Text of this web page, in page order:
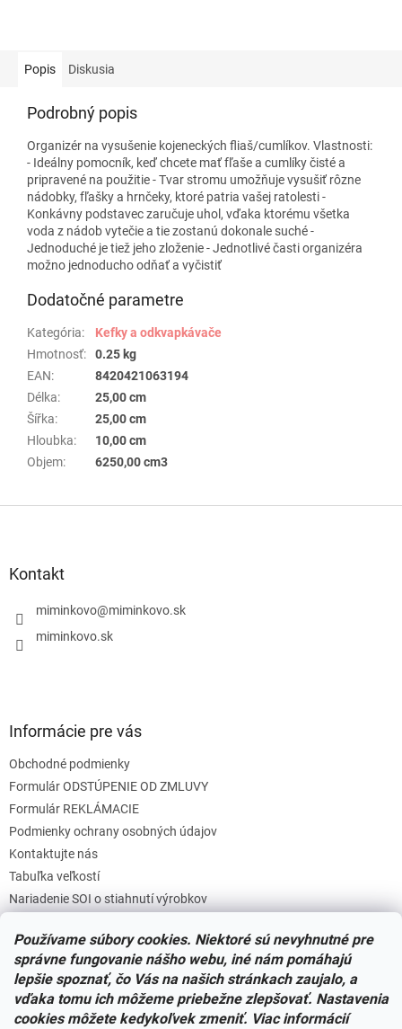
Používame súbory cookies. Niektoré sú nevyhnutné pre
správne fungovanie nášho webu, iné nám pomáhajú
lepšie spoznať, čo Vás na našich stránkach zaujalo, a
vďaka tomu ich môžeme priebežne zlepšovať. Nastavenia
cookies môžete kedykoľvek zmeniť. Viac informácií
Popis Diskusia
Podrobný popis
Organizér na vysušenie kojeneckých fliaš/cumlíkov. Vlastnosti:
- Ideálny pomocník, keď chcete mať fľaše a cumlíky čisté a
pripravené na použitie - Tvar stromu umožňuje vysušiť rôzne
nádobky, fľašky a hrnčeky, ktoré patria vašej ratolesti -
Konkávny podstavec zaručuje uhol, vďaka ktorému všetka
voda z nádob vytečie a tie zostanú dokonale suché -
Jednoduché je tiež jeho zloženie - Jednotlivé časti organizéra
možno jednoducho odňať a vyčistiť
Dodatočné parametre
Kategória:
Kefky a odkvapkávače
Hmotnosť:
0.25 kg
EAN:
8420421063194
Délka:
25,00 cm
Šířka:
25,00 cm
Hloubka:
10,00 cm
Objem: 6250,00 cm3
Kontakt
miminkovo@miminkovo.sk
miminkovo.sk
Informácie pre vás
Obchodné podmienky
Formulár ODSTÚPENIE OD ZMLUVY
Formulár REKLÁMACIE
Podmienky ochrany osobných údajov
Kontaktujte nás
Tabuľka veľkostí
Nariadenie SOI o stiahnutí výrobkov
Zásady súborov COOKIES
Facebook